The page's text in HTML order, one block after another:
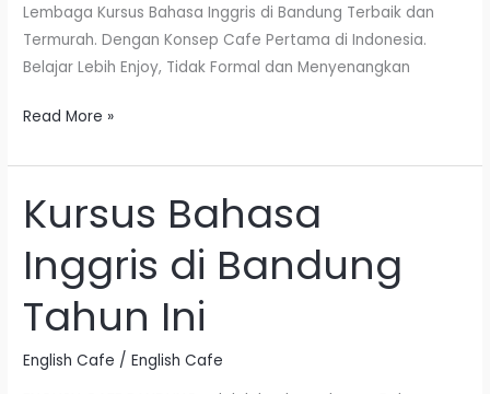
Lembaga Kursus Bahasa Inggris di Bandung Terbaik dan
Termurah. Dengan Konsep Cafe Pertama di Indonesia.
Belajar Lebih Enjoy, Tidak Formal dan Menyenangkan
Read More »
Kursus Bahasa
Inggris di Bandung
Tahun Ini
English Cafe /English Cafe
Kursus
Bahasa
Inggris
di
Bandung
Tahun
Ini